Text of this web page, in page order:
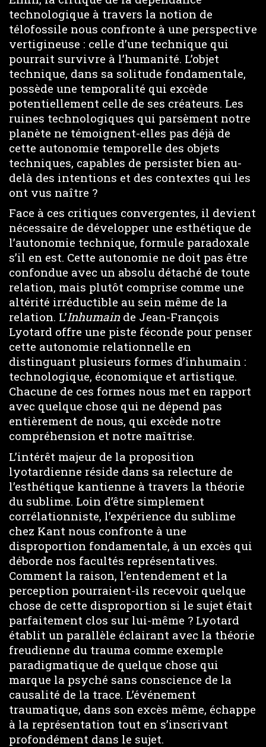
technologique à travers la notion de
télofossile nous confronte à une perspective
vertigineuse : celle d’une technique qui
pourrait survivre à l’humanité. L’objet
technique, dans sa solitude fondamentale,
possède une temporalité qui excède
potentiellement celle de ses créateurs. Les
ruines technologiques qui parsèment notre
planète ne témoignent-elles pas déjà de
cette autonomie temporelle des objets
techniques, capables de persister bien au-
delà des intentions et des contextes qui les
ont vus naître ?
Face à ces critiques convergentes, il devient
nécessaire de développer une esthétique de
l’autonomie technique, formule paradoxale
s’il en est. Cette autonomie ne doit pas être
confondue avec un absolu détaché de toute
relation, mais plutôt comprise comme une
altérité irréductible au sein même de la
relation. L’Inhumainde Jean-François
Lyotard offre une piste féconde pour penser
cette autonomie relationnelle en
distinguant plusieurs formes d’inhumain :
technologique, économique et artistique.
Chacune de ces formes nous met en rapport
avec quelque chose qui ne dépend pas
entièrement de nous, qui excède notre
compréhension et notre maîtrise.
L’intérêt majeur de la proposition
lyotardienne réside dans sa relecture de
l’esthétique kantienne à travers la théorie
du sublime. Loin d’être simplement
corrélationniste, l’expérience du sublime
chez Kant nous confronte à une
disproportion fondamentale, à un excès qui
déborde nos facultés représentatives.
Comment la raison, l’entendement et la
perception pourraient-ils recevoir quelque
chose de cette disproportion si le sujet était
parfaitement clos sur lui-même ? Lyotard
établit un parallèle éclairant avec la théorie
freudienne du trauma comme exemple
paradigmatique de quelque chose qui
marque la psyché sans conscience de la
causalité de la trace. L’événement
traumatique, dans son excès même, échappe
à la représentation tout en s’inscrivant
profondément dans le sujet.